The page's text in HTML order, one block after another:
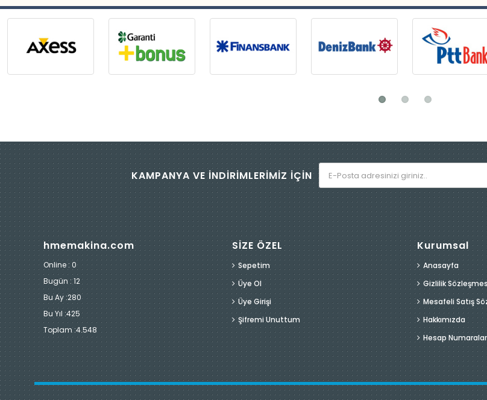
KAMPANYA VE İNDİRİMLERİMİZ İÇİN
hmemakina.com
Online : 0
Bugün :12
Bu Ay :280
Bu Yıl :425
Toplam :4.548
SİZE ÖZEL
Sepetim
Üye Ol
Üye Girişi
Şifremi Unuttum
Kurumsal
Anasayfa
Gizlilik
Mesafeli Satış
Hakkımızda
Hesap